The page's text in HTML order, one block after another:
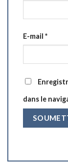
E-mail *
dans le